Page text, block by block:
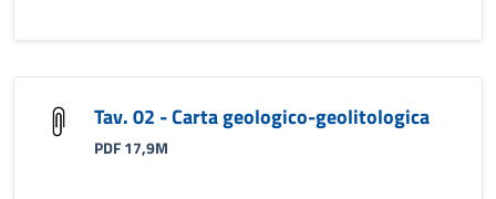
Tav. 02 - Carta geologico-geolitologica
PDF 17,9M